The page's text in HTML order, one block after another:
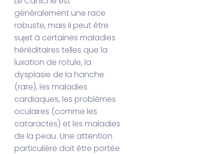
généralement une race
robuste, mais il peut être
sujet à certaines maladies
héréditaires telles que la
luxation de rotule, la
dysplasie de la hanche
(rare), les maladies
cardiaques, les problèmes
oculaires (comme les
cataractes) et les maladies
de la peau. Une attention
particulière doit être portée